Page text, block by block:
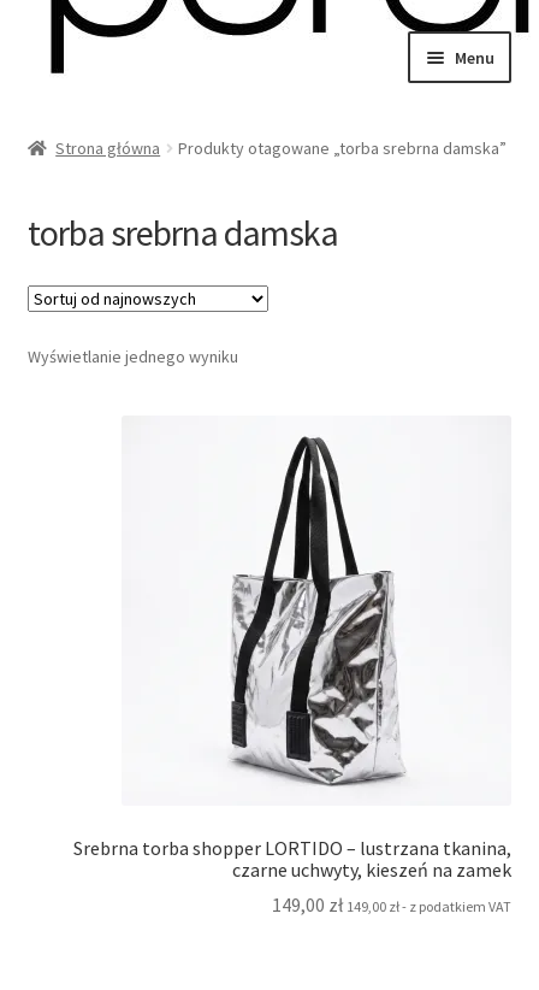
Menu
Strona główna Produkty otagowane „torba srebrna damska”
torba srebrna damska
Wyświetlanie jednego wyniku
Srebrna torba shopper LORTIDO – lustrzana tkanina,
czarne uchwyty, kieszeń na zamek
149,00 zł 149,00 zł- z podatkiem VAT